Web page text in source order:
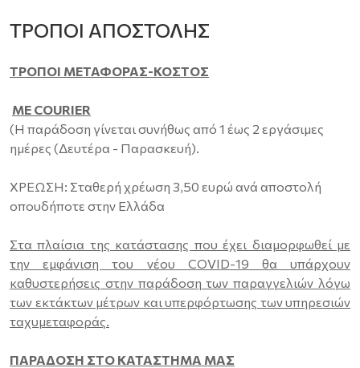
ΤΡΌΠΟΙ ΑΠΟΣΤΟΛΉΣ
ΤΡΟΠΟΙ ΜΕΤΑΦΟΡΑΣ-ΚΟΣΤΟΣ
ΜΕ COURIER
(Η παράδοση γίνεται συνήθως από 1 έως 2 εργάσιμες
ημέρες (Δευτέρα - Παρασκευή).
ΧΡΕΩΣΗ: Σταθερή χρέωση 3,50 ευρώ ανά αποστολή
οπουδήποτε στην Ελλάδα
Στα πλαίσια της κατάστασης που έχει διαμορφωθεί με
την εμφάνιση του νέου COVID-19 θα υπάρχουν
καθυστερήσεις στην παράδοση των παραγγελιών λόγω
των εκτάκτων μέτρων και υπερφόρτωσης των υπηρεσιών
ταχυμεταφοράς.
ΠΑΡΑΔΟΣΗ ΣΤΟ ΚΑΤΑΣΤΗΜΑ ΜΑΣ